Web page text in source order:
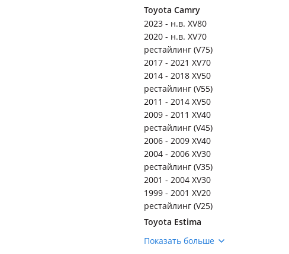
Toyota Camry
2023 - н.в. XV80
2020 - н.в. XV70
рестайлинг (V75)
2017 - 2021 XV70
2014 - 2018 XV50
рестайлинг (V55)
2011 - 2014 XV50
2009 - 2011 XV40
рестайлинг (V45)
2006 - 2009 XV40
2004 - 2006 XV30
рестайлинг (V35)
2001 - 2004 XV30
1999 - 2001 XV20
рестайлинг (V25)
Toyota Estima
2016 - 2019 3 поколение
Показать больше